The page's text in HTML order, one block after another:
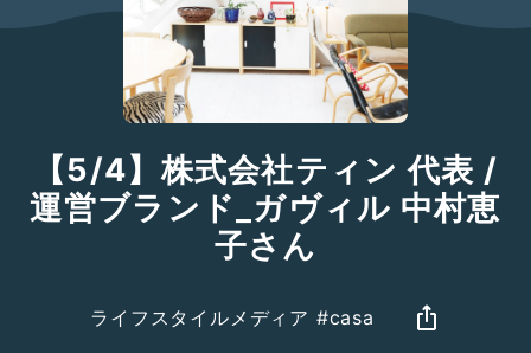
【5/4】株式会社ティン 代表 /
運営ブランド_ガヴィル 中村恵
子さん
ライフスタイルメディア #casa